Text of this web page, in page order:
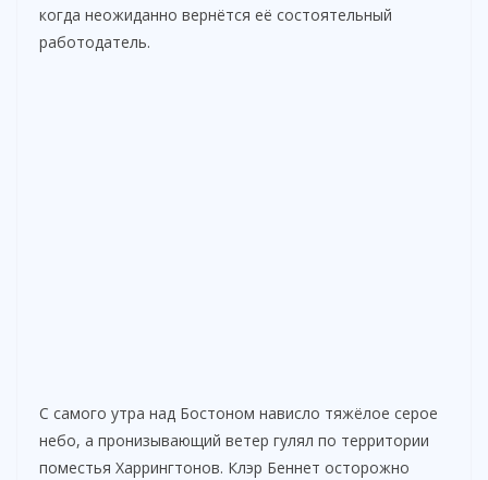
когда неожиданно вернётся её состоятельный
работодатель.
С самого утра над Бостоном нависло тяжёлое серое
небо, а пронизывающий ветер гулял по территории
поместья Харрингтонов. Клэр Беннет осторожно